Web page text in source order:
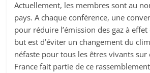
Actuellement, les membres sont au
pays. A chaque conférence, une
pour réduire l’émission des gaz à
but est d’éviter un changement du
néfaste pour tous les êtres vivants sur
France fait partie de ce rassemblement